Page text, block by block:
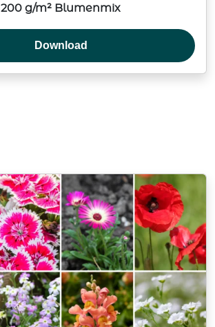
200 g/m² Blumenmix
Download